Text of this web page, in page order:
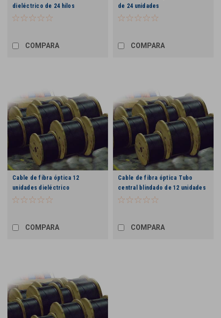
dieléctrico de 24 hilos
COMPARA
de 24 unidades
COMPARA
Cable de fibra óptica 12
unidades dieléctrico
COMPARA
Cable de fibra óptica Tubo
central blindado de 12 unidades
COMPARA